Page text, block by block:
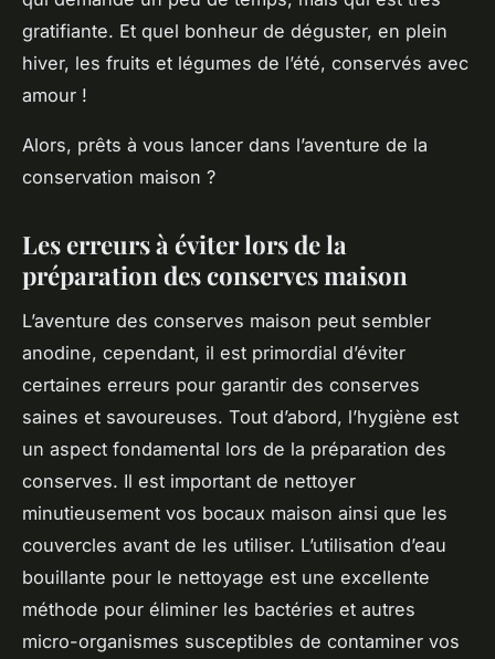
gratifiante. Et quel bonheur de déguster, en plein
hiver, les fruits et légumes de l’été, conservés avec
amour !
Alors, prêts à vous lancer dans l’aventure de la
conservation maison ?
Les erreurs à éviter lors de la
préparation des conserves maison
L’aventure des conserves maison peut sembler
anodine, cependant, il est primordial d’éviter
certaines erreurs pour garantir des conserves
saines et savoureuses. Tout d’abord, l’hygiène est
un aspect fondamental lors de la préparation des
conserves. Il est important de nettoyer
minutieusement vos bocaux maison ainsi que les
couvercles avant de les utiliser. L’utilisation d’eau
bouillante pour le nettoyage est une excellente
méthode pour éliminer les bactéries et autres
micro-organismes susceptibles de contaminer vos